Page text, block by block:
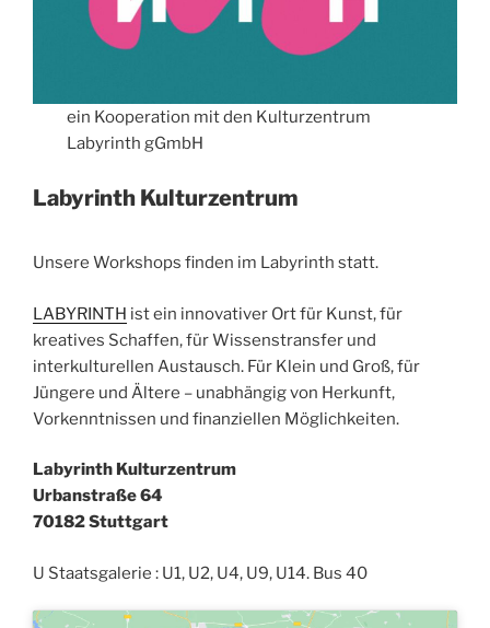
ein Kooperation mit den Kulturzentrum
Labyrinth gGmbH
Labyrinth Kulturzentrum
Unsere Workshops finden im Labyrinth statt.
LABYRINTH ist ein innovativer Ort für Kunst, für
kreatives Schaffen, für Wissenstransfer und
interkulturellen Austausch. Für Klein und Groß, für
Jüngere und Ältere – unabhängig von Herkunft,
Vorkenntnissen und finanziellen Möglichkeiten.
Labyrinth Kulturzentrum
Urbanstraße 64
70182 Stuttgart
U Staatsgalerie : U1, U2, U4, U9, U14. Bus 40